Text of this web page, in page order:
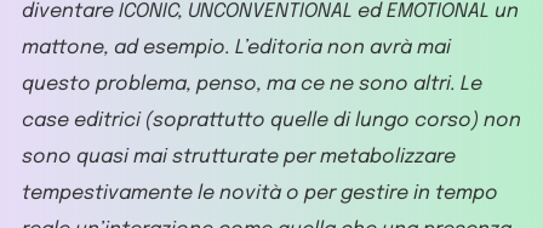
diventare ICONIC, UNCONVENTIONAL ed EMOTIONAL un
mattone, ad esempio. L’editoria non avrà mai
questo problema, penso, ma ce ne sono altri. Le
case editrici (soprattutto quelle di lungo corso) non
sono quasi mai strutturate per metabolizzare
tempestivamente le novità o per gestire in tempo